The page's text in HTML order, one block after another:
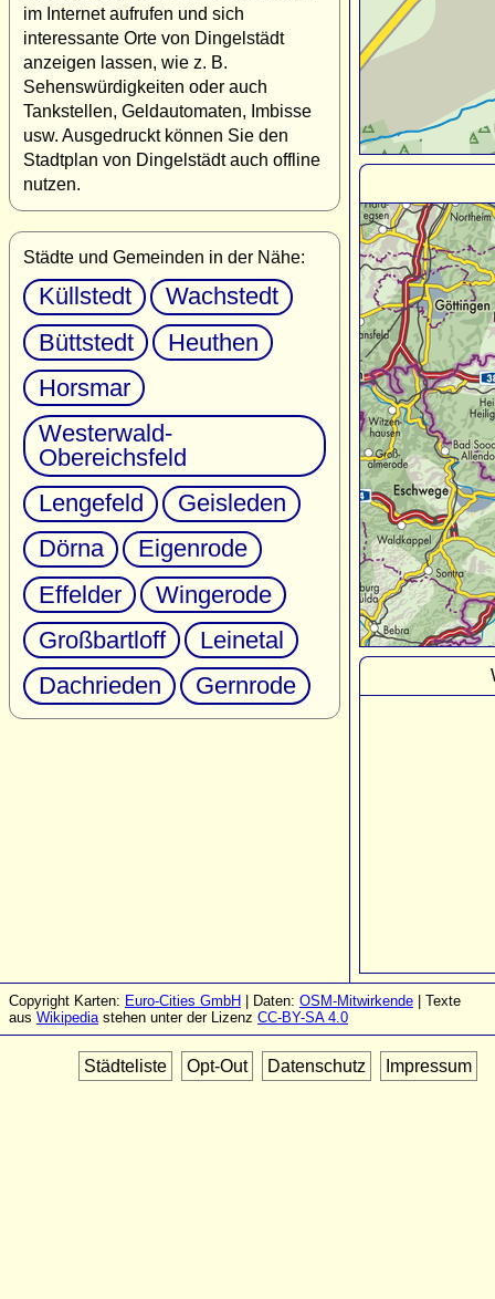
im Internet aufrufen und sich
interessante Orte von Dingelstädt
anzeigen lassen, wie z. B.
Sehenswürdigkeiten oder auch
Tankstellen, Geldautomaten, Imbisse
usw. Ausgedruckt können Sie den
Stadtplan von Dingelstädt auch offline
nutzen.
Städte und Gemeinden in der Nähe:
Küllstedt
Wachstedt
Büttstedt
Heuthen
Horsmar
Westerwald-
Obereichsfeld
Lengefeld
Geisleden
Dörna
Eigenrode
Effelder
Wingerode
Großbartloff
Leinetal
Dachrieden
Gernrode
Copyright Karten: Euro-Cities GmbH | Daten: OSM-Mitwirkende | Texte
aus Wikipediastehen unter der Lizenz CC-BY-SA 4.0
Städteliste Opt-Out Datenschutz Impressum